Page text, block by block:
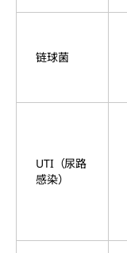
链球菌
UTI（尿路
感染）